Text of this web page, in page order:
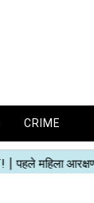
CRIME